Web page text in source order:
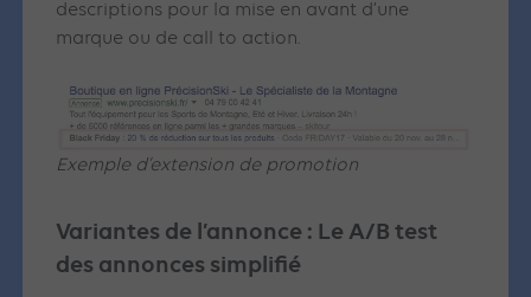
descriptions pour la mise en avant d’une
marque ou de call to action.
Exemple d’extension de promotion
Variantes de l’annonce : Le A/B test
des annonces simplifié